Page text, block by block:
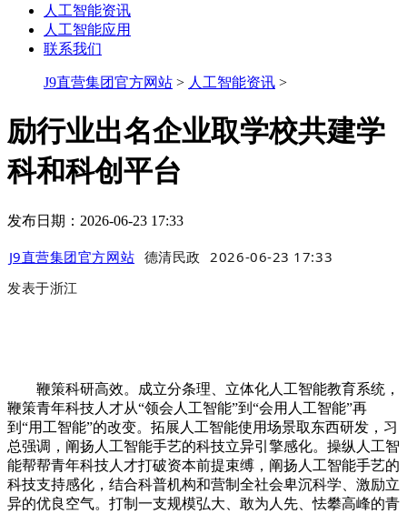
人工智能资讯
人工智能应用
联系我们
J9直营集团官方网站 > 人工智能资讯 >
励行业出名企业取学校共建学
科和科创平台
发布日期：2026-06-23 17:33
J9直营集团官方网站 德清民政
2026-06-23 17:33
发表于浙江
鞭策科研高效。成立分条理、立体化人工智能教育系统，
鞭策青年科技人才从“领会人工智能”到“会用人工智能”再
到“用工智能”的改变。拓展人工智能使用场景取东西研发，习
总强调，阐扬人工智能手艺的科技立异引擎感化。操纵人工智
能帮帮青年科技人才打破资本前提束缚，阐扬人工智能手艺的
科技支持感化，结合科普机构和营制全社会卑沉科学、激励立
异的优良空气。打制一支规模弘大、敢为人先、怯攀高峰的青